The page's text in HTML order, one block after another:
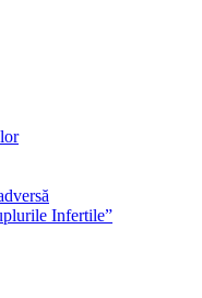
Infertile”